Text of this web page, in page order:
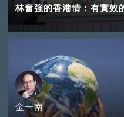
林奮強的香港情：有實效
金一南